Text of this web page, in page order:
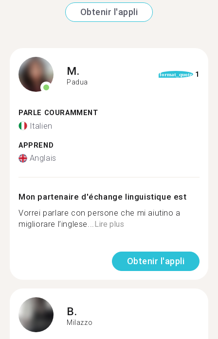
Obtenir l'appli
M.
Padua
format_quote 1
PARLE COURAMMENT
Italien
APPREND
Anglais
Mon partenaire d'échange linguistique est
Vorrei parlare con persone che mi aiutino a
migliorare l’inglese...Lire plus
Obtenir l'appli
B.
Milazzo